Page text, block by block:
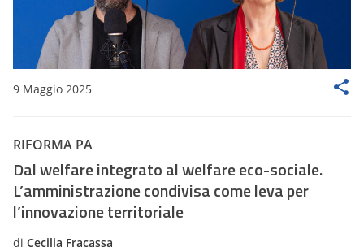
9 Maggio 2025
RIFORMA PA
Dal welfare integrato al welfare eco-sociale.
L’amministrazione condivisa come leva per
l’innovazione territoriale
di Cecilia Fracassa